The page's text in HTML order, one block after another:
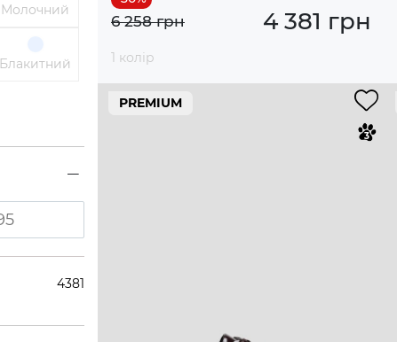
Молочний
Блакитний
4381
4 381 грн
6 258 грн
1 колір
PREMIUM